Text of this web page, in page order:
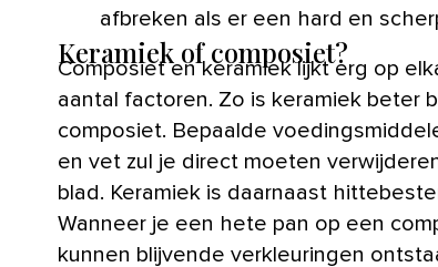
afbreken als er een hard en
Keramiek of composiet?
Composiet en keramiek lijkt erg op
aantal factoren. Zo is keramiek beter
composiet. Bepaalde
en vet zul je direct moeten
blad. Keramiek is daarnaast
Wanneer je een hete pan op een
kunnen blijvende verkleuringen